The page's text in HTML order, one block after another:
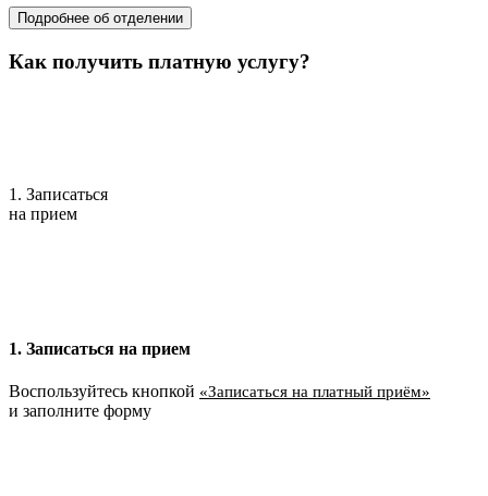
Подробнее об отделении
Как получить платную услугу?
1. Записаться
на прием
1. Записаться на прием
Воспользуйтесь кнопкой «Записаться на платный приём»
и заполните форму